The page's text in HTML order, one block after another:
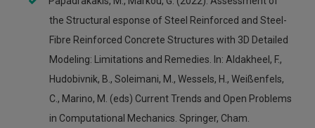
the Structural esponse of Steel Reinforced and Steel-
Fibre Reinforced Concrete Structures with 3D Detailed
Modeling: Limitations and Remedies. In: Aldakheel, F.,
Hudobivnik, B., Soleimani, M., Wessels, H., Weißenfels,
C., Marino, M. (eds) Current Trends and Open Problems
in Computational Mechanics. Springer, Cham.